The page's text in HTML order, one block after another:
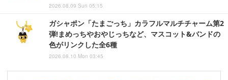
2026.08.09 Sun 05:15
ガシャポン「たまごっち」カラフルマルチチャーム第2
弾!まめっちやおやじっちなど、マスコット&バンドの
色がリンクした全6種
2026.08.10 Mon 03:45